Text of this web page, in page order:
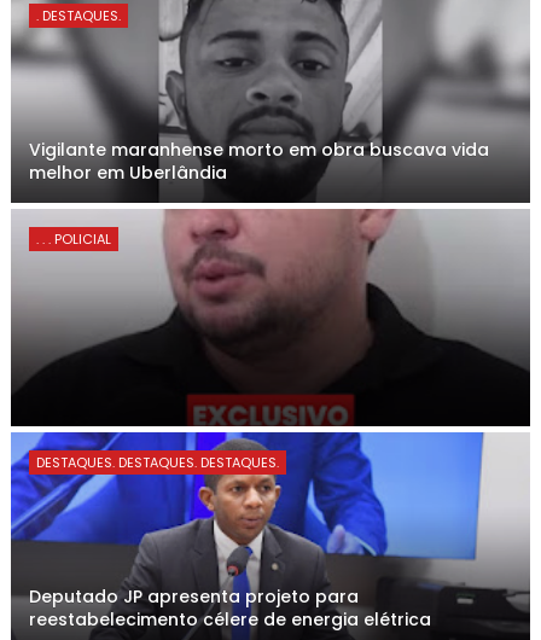
. DESTAQUES.
Vigilante maranhense morto em obra buscava vida
melhor em Uberlândia
. . . POLICIAL
DESTAQUES. DESTAQUES. DESTAQUES.
Deputado JP apresenta projeto para
reestabelecimento célere de energia elétrica